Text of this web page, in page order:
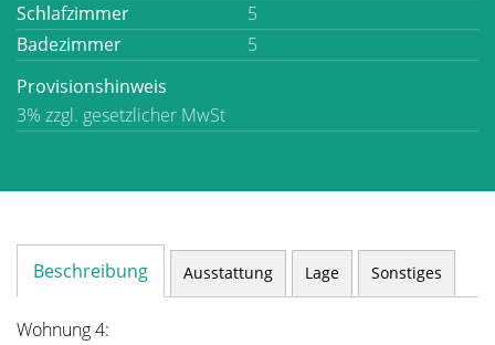
Schlafzimmer
5
Badezimmer
5
Provisionshinweis
3% zzgl. gesetzlicher MwSt
Beschreibung Ausstattung Lage Sonstiges
Wohnung 4: